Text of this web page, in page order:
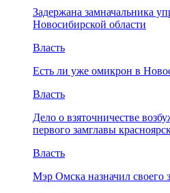
Задержана замначальника
Новосибирской области
Власть
Есть ли уже омикрон в
Власть
Дело о взяточничестве
первого замглавы
Власть
Мэр Омска назначил своего